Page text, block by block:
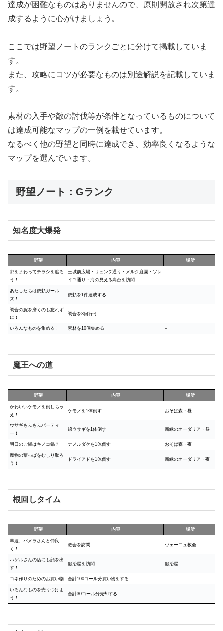
達成が困難なものはありませんので、原則開放され次第達
成するように心がけましょう。
ここでは野望ノートのランクごとに分けて掲載していま
す。
また、攻略にコツが必要なものは別途解説を記載していま
す。
素材の入手や敵の討伐等が条件となっているものについて
は達成可能なマップの一例を載せています。
なるべく他の野望と同時に達成でき、効率良くなるような
マップを選んでいます。
野望ノート：Gランク
知名度大爆発
野望 内容 場所
都をまわってチラシを貼ろ
う！
王城前広場・リュンヌ通り・メルク庭園・ソレ
イユ通り・海の見える高台を訪問
–
あたしたちは依頼ガール
ズ！
依頼を1件達成する –
調合の腕を磨くのも忘れず
に！
調合を3回行う –
いろんなものを集める！ 素材を10個集める –
魔王への道
野望 内容 場所
かわいいケモノを倒しちゃ
え！
ケモノを1体倒す おそば森・昼
ウサギもふもふパーティ
ー！
綿ウサギを1体倒す 新緑のオーダリア・昼
明日のご飯はキノコ鍋？ ナメルダケを1体倒す おそば森・夜
魔物の葉っぱをむしり取ろ
う！
ドライアドを1体倒す 新緑のオーダリア・夜
根回しタイム
野望 内容 場所
早速、パメラさんと仲良
く！
教会を訪問 ヴェーニュ教会
ハゲルさんの店にも顔を出
す！
鍛冶屋を訪問 鍛冶屋
コネ作りのためのお買い物 合計100コール分買い物をする –
いろんなものを売りつけよ
う！
合計30コール分売却する –